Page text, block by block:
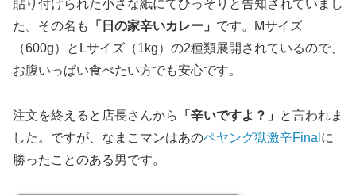
貼り付けられた小さな紙にてひっそりと告知されていまし
た。その名も
「日の家辛いカレー」 です。Mサイズ
（600g）とLサイズ（1kg）の2種類展開されているので、
お腹いっぱい食べたい方でも安心です。
注文を終えると店長さんから 「辛いですよ？」
と言われま
した。ですが、なまこマンはあのペヤング獄激辛Final に
勝ったことのある男です。